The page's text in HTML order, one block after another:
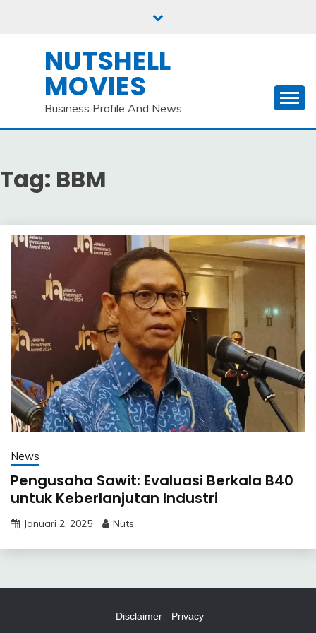
NUTSHELL
MOVIES
Business Profile And News
Tag: BBM
News
Pengusaha Sawit: Evaluasi Berkala B40
untuk Keberlanjutan Industri
Januari 2, 2025 Nuts
Disclaimer Privacy